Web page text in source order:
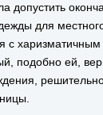
допустить
для
с
подобно ей,